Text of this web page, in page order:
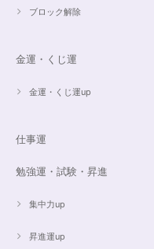
ブロック解除
金運・くじ運
金運・くじ運up
仕事運
勉強運・試験・昇進
集中力up
昇進運up